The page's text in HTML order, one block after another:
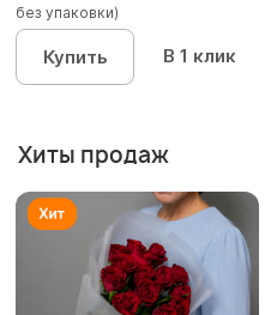
без упаковки)
Купить В 1 клик
Хиты продаж